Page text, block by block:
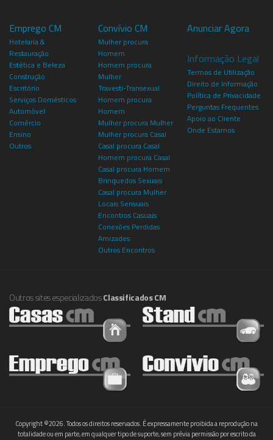
Emprego CM
Hotelaria &
Restauração
Estética e Beleza
Construção
Escritório
Serviços Domésticos
Automóvel
Comércio
Ensino
Outros
Convívio CM
Mulher procura
Homem
Homem procura
Mulher
Travesti-Transexual
Homem procura
Homem
Mulher procura Mulher
Mulher procura Casal
Casal procura Casal
Homem procura Casal
Casal procura Homem
Brinquedos Sexuais
Casal procura Mulher
Locais Sensuais
Encontros Casuais
Conexões Perdidas
Amizades
Outros Encontros
Anunciar Agora
Informação Legal
Termos de Utilização
Direito de Informação
Política de Privacidade
Perguntas Frequentes
Apoio ao Cliente
Onde Estamos
Outros sites especializadosClassificados CM
Copyright ©2026. Todos os direitos reservados. É expressamente proibida a reprodução na
totalidade ou em parte, em qualquer tipo de suporte, sem prévia permissão por escrito da